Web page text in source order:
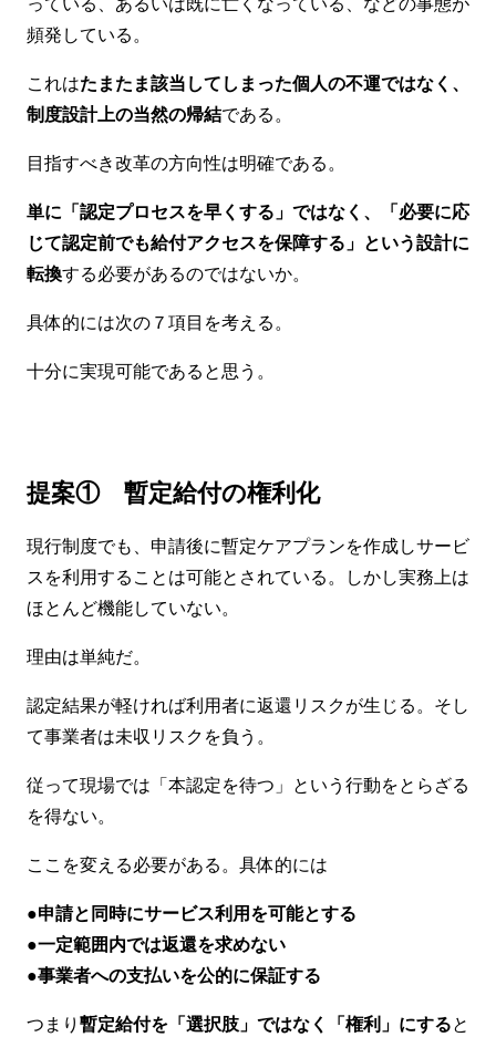
頻発している。
これはたまたま該当してしまった個人の不運ではなく、
制度設計上の当然の帰結である。
目指すべき改革の方向性は明確である。
単に「認定プロセスを早くする」ではなく、「必要に応
じて認定前でも給付アクセスを保障する」という設計に
転換する必要があるのではないか。
具体的には次の７項目を考える。
十分に実現可能であると思う。
提案① 暫定給付の権利化
現行制度でも、申請後に暫定ケアプランを作成しサービ
スを利用することは可能とされている。しかし実務上は
ほとんど機能していない。
理由は単純だ。
認定結果が軽ければ利用者に返還リスクが生じる。そし
て事業者は未収リスクを負う。
従って現場では「本認定を待つ」という行動をとらざる
を得ない。
ここを変える必要がある。具体的には
●申請と同時にサービス利用を可能とする
●一定範囲内では返還を求めない
●事業者への支払いを公的に保証する
つまり暫定給付を「選択肢」ではなく「権利」にすると